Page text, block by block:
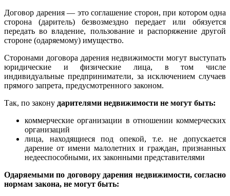
Договор дарения — это соглашение сторон, при котором одна
сторона (даритель) безвозмездно передает или обязуется
передать во владение, пользование и распоряжение другой
стороне (одаряемому) имущество.
Сторонами договора дарения недвижимости могут выступать
юридические и физические лица, в том числе
индивидуальные предприниматели, за исключением случаев
прямого запрета, предусмотренного законом.
Так, по закону дарителями недвижимости не могут быть:
коммерческие организации в отношении коммерческих
организаций
лица, находящиеся под опекой, т.е. не допускается
дарение от имени малолетних и граждан, признанных
недееспособными, их законными представителями
Одаряемыми по договору дарения недвижимости, согласно
нормам закона, не могут быть: